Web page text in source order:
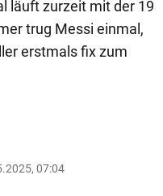
läuft zurzeit mit der 19
trug Messi einmal,
erstmals fix zum
07:04